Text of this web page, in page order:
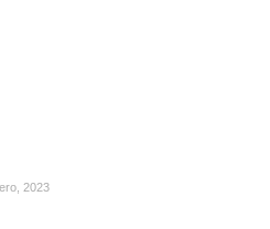
2023